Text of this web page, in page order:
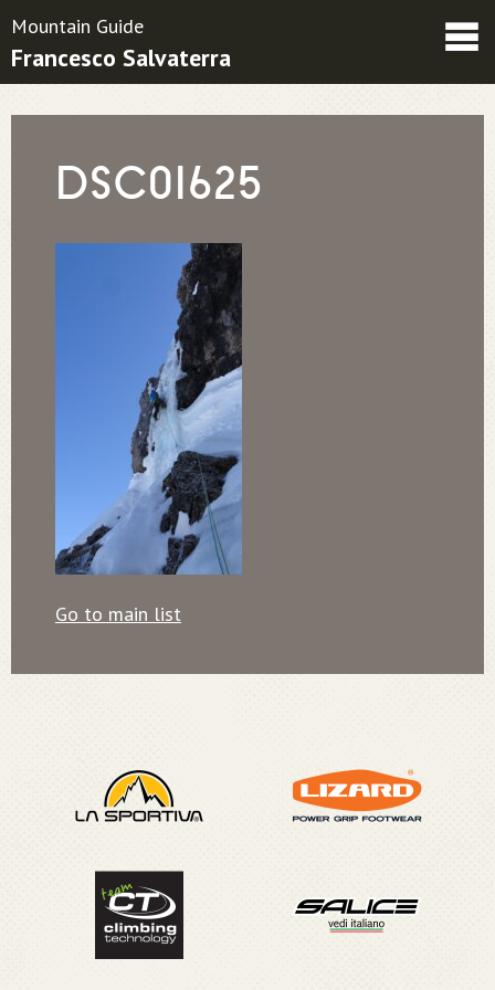
Friends
Mountain Guide
Francesco Salvaterra
DSC01625
Go to main list